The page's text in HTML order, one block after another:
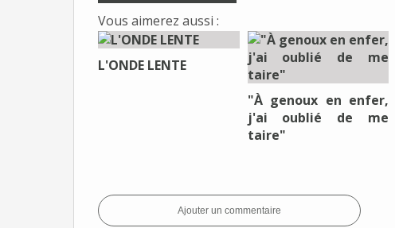
Vous aimerez aussi :
L'ONDE LENTE
"À genoux en enfer,
j'ai oublié de me
taire"
Ajouter un commentaire